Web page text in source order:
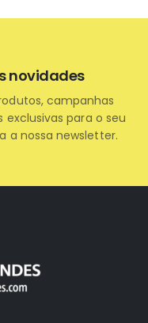
novidades
campanhas
para o seu
a nossa newsletter.